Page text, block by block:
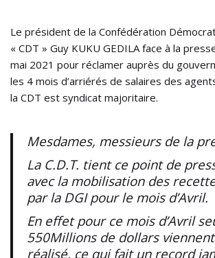
Le président de la Confédération
« CDT » Guy KUKU GEDILA face à la
mai 2021 pour réclamer auprès du
les 4 mois d’arriérés de salaires des
la CDT est syndicat majoritaire.
Mesdames, messieurs de la
La C.D.T. tient ce point de
avec la mobilisation des
par la DGI pour le mois d’Avril.
En effet pour ce mois d’Avril
550Millions de dollars viennent
réalisé, ce qui fait un record